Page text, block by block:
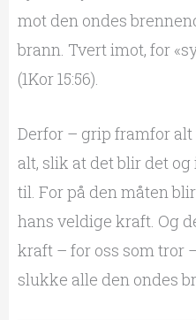
mot den ondes
brann. Tvert imot, for
(1Kor 15:56).
Derfor – grip framfor
alt, slik at det blir det
til. For på den måten
hans veldige kraft. Og
kraft – for oss som tror
slukke alle den ondes